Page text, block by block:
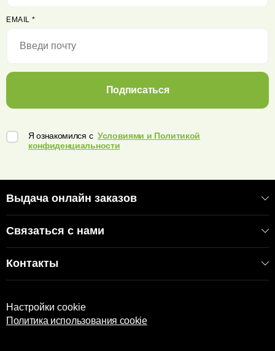
EMAIL *
Подписаться
Я ознакомился с Условиями и Политикой
конфиденциальности
Выдача онлайн заказов
Связаться с нами
Контакты
Настройки cookie
Политика использования cookie